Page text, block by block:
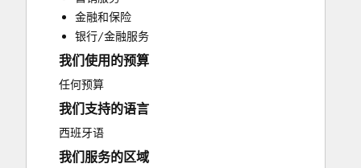
Customer Success Training
Customer Support Training
Customer Survey and Analysis
Email Marketing
Full Inbound Marketing Services
Help Desk Implementation
HubSpot Onboarding
Knowledge Base Development
金融和保险
银行/金融服务
我们使用的预算
任何预算
我们支持的语言
西班牙语
我们服务的区域